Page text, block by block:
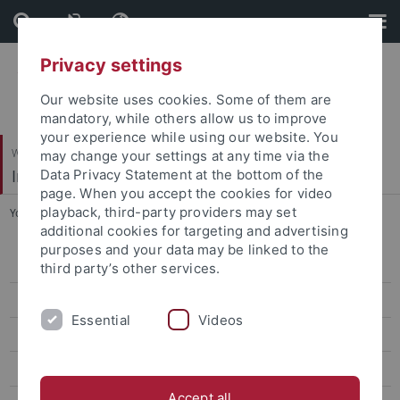
Skip
to
content
Skip
to
footer
Wirtschafts- und Sozialwissenschaftliche Fakultät
Institut für Erziehungswissenschaft
You are here: Startseite ... Curriculum Vitae
Personal
Prof. Dr. Annika Goeze
Privacy settings
Our website uses cookies. Some of them are
mandatory, while others allow us to improve
your experience while using our website. You
may change your settings at any time via the
Data Privacy Statement at the bottom of the
page. When you accept the cookies for video
playback, third-party providers may set
additional cookies for targeting and advertising
purposes and your data may be linked to the
third party’s other services.
Essential Videos